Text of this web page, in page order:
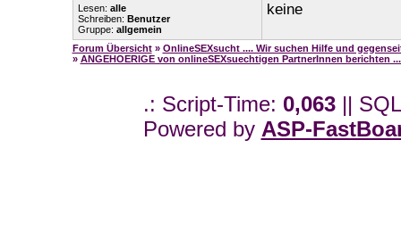
Lesen: alle
Schreiben: Benutzer
Gruppe: allgemein
keine
Forum Übersicht » OnlineSEXsucht .... Wir suchen Hilfe und
» ANGEHOERIGE von onlineSEXsuechtigen PartnerInnen berichten
.: Script-Time: 0,063||
Powered by ASP-